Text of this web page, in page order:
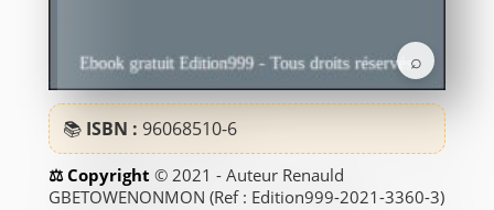
⌕
📚 ISBN : 96068510-6
© 2021 - Auteur Renauld
GBETOWENONMON (Ref : Edition999-2021-3360-3)